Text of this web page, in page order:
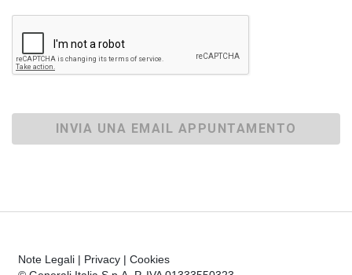
INVIA UNA EMAIL APPUNTAMENTO
Note Legali | Privacy | Cookies